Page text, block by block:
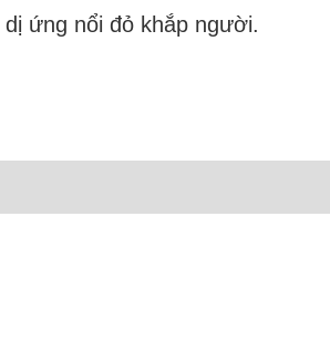
ứng nổi đỏ khắp người.